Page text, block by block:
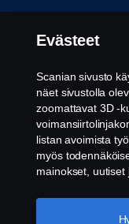
Whistleblowing -
Evästeiden
Evästeet
Scanian sivusto
näet sivustolla
zoomattavat 3D -
listan avoimista
myös
mainokset, uutiset
parantamiseksi,
"Hyväksyn